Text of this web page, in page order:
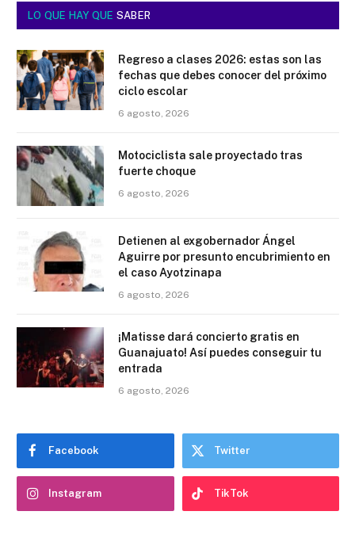
LO QUE HAY QUE SABER
Regreso a clases 2026: estas son las
fechas que debes conocer del próximo
ciclo escolar
6 agosto, 2026
Motociclista sale proyectado tras
fuerte choque
6 agosto, 2026
Detienen al exgobernador Ángel
Aguirre por presunto encubrimiento en
el caso Ayotzinapa
6 agosto, 2026
¡Matisse dará concierto gratis en
Guanajuato! Así puedes conseguir tu
entrada
6 agosto, 2026
Facebook Twitter
Instagram TikTok